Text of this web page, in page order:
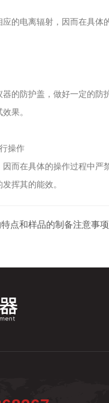
电离辐射，因而在具体
防护盖，做好一定的防
果。
操作
在具体的操作过程中严
挥其的能效。
点和样品的制备注意事项